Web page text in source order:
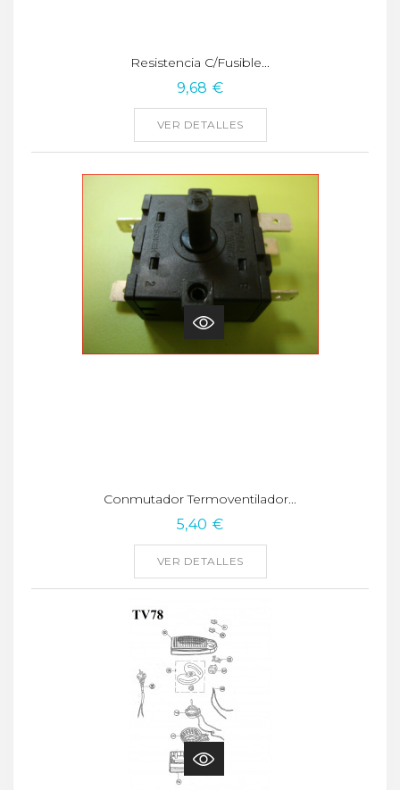
Resistencia C/fusible...
9,68 €
VER DETALLES
Conmutador Termoventilador...
5,40 €
VER DETALLES